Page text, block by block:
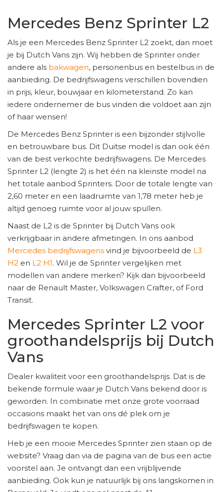
Mercedes Benz Sprinter L2
Als je een Mercedes Benz Sprinter L2 zoekt, dan moet
je bij Dutch Vans zijn. Wij hebben de Sprinter onder
andere als bakwagen, personenbus en bestelbus in de
aanbieding. De bedrijfswagens verschillen bovendien
in prijs, kleur, bouwjaar en kilometerstand. Zo kan
iedere ondernemer de bus vinden die voldoet aan zijn
of haar wensen!
De Mercedes Benz Sprinter is een bijzonder stijlvolle
en betrouwbare bus. Dit Duitse model is dan ook één
van de best verkochte bedrijfswagens. De Mercedes
Sprinter L2 (lengte 2) is het één na kleinste model na
het totale aanbod Sprinters. Door de totale lengte van
2,60 meter en een laadruimte van 1,78 meter heb je
altijd genoeg ruimte voor al jouw spullen.
Naast de L2 is de Sprinter bij Dutch Vans ook
verkrijgbaar in andere afmetingen. In ons aanbod
Mercedes bedrijfswagens vind je bijvoorbeeld de L3
H2 en L2 H1. Wil je de Sprinter vergelijken met
modellen van andere merken? Kijk dan bijvoorbeeld
naar de Renault Master, Volkswagen Crafter, of Ford
Transit.
Mercedes Sprinter L2 voor
groothandelsprijs bij Dutch
Vans
Dealer kwaliteit voor een groothandelsprijs. Dat is de
bekende formule waar je Dutch Vans bekend door is
geworden. In combinatie met onze grote voorraad
occasions maakt het van ons dé plek om je
bedrijfswagen te kopen.
Heb je een mooie Mercedes Sprinter zien staan op de
website? Vraag dan via de pagina van de bus een actie
voorstel aan. Je ontvangt dan een vrijblijvende
aanbieding. Ook kun je natuurlijk bij ons langskomen in